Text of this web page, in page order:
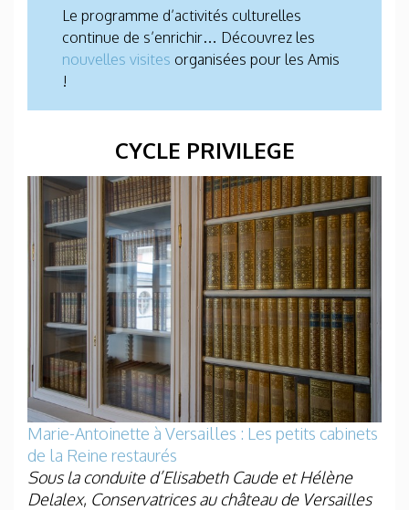
Le programme d’activités culturelles
continue de s’enrichir… Découvrez les
nouvelles visites organisées pour les Amis
!
CYCLE PRIVILEGE
Marie-Antoinette à Versailles : Les petits cabinets
de la Reine restaurés
Sous la conduite d’Elisabeth Caude et Hélène
Delalex, Conservatrices au château de Versailles